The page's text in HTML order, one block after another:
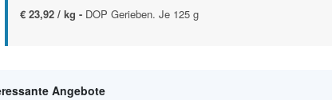
€ 23,92 / kg - DOP Gerieben. Je 125 g
Angebote